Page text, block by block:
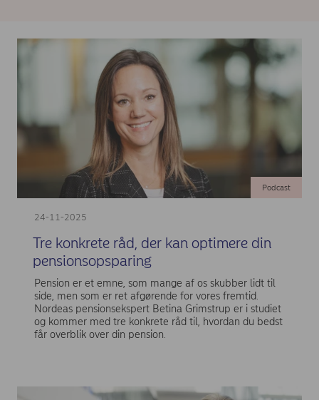
24-11-2025
Podcast
Tre konkrete råd, der kan optimere din
pensionsopsparing
Pension er et emne, som mange af os skubber lidt til
side, men som er ret afgørende for vores fremtid.
Nordeas pensionsekspert Betina Grimstrup er i studiet
og kommer med tre konkrete råd til, hvordan du bedst
får overblik over din pension.